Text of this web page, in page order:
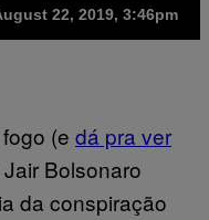
22, 2019, 3:46pm
(e dá pra ver
Bolsonaro
da conspiração